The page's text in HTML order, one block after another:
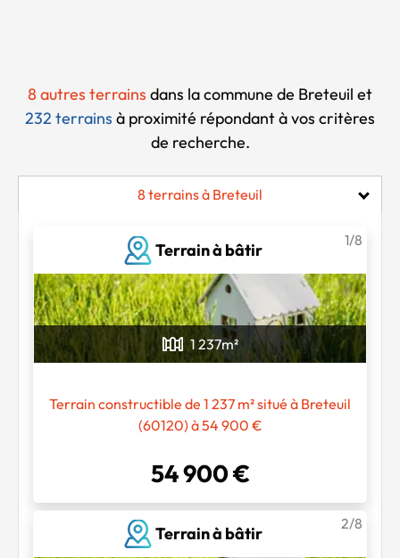
8 autres terrains dans la commune de Breteuil et
232 terrains à proximité répondant à vos critères
de recherche.
8 terrains à Breteuil
Terrain à bâtir
1/8
1 237m²
Terrain constructible de 1 237 m² situé à Breteuil
(60120) à 54 900 €
54 900 €
Terrain à bâtir
2/8